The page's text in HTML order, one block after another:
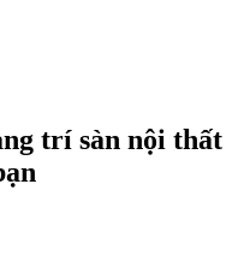
trí sàn nội thất